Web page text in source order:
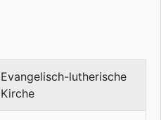
Evangelisch-lutherische
Kirche